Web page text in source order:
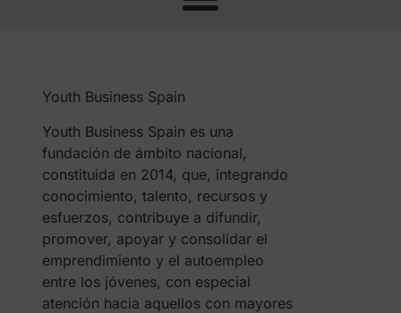
Youth Business Spain
Youth Business Spain es una
fundación de ámbito nacional,
constituida en 2014, que, integrando
conocimiento, talento, recursos y
esfuerzos, contribuye a difundir,
promover, apoyar y consolidar el
emprendimiento y el autoempleo
entre los jóvenes, con especial
atención hacia aquellos con mayores